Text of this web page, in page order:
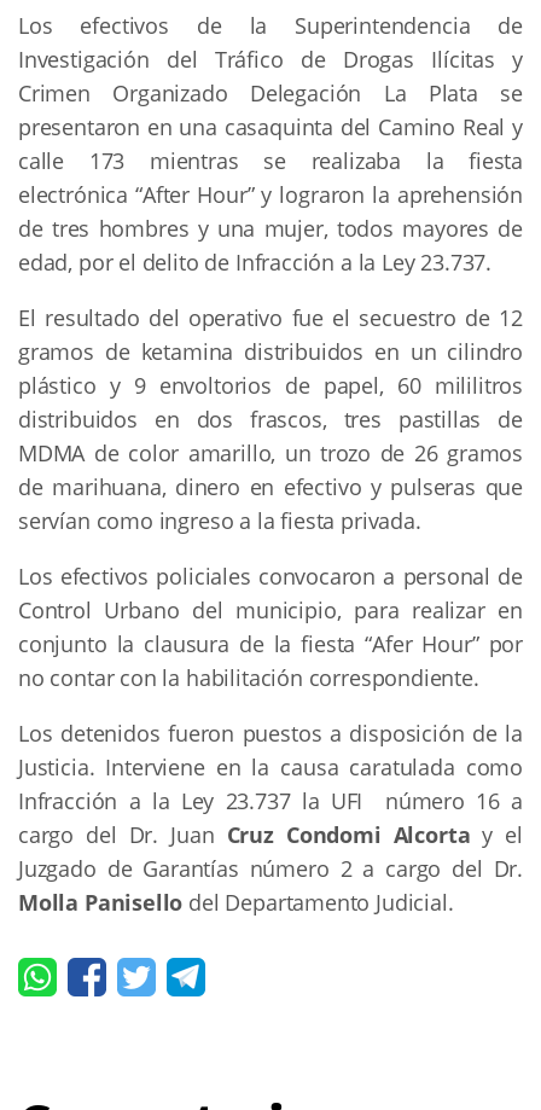
Los efectivos de la Superintendencia de
Investigación del Tráfico de Drogas Ilícitas y
Crimen Organizado Delegación La Plata se
presentaron en una casaquinta del Camino Real y
calle 173 mientras se realizaba la fiesta
electrónica “After Hour” y lograron la aprehensión
de tres hombres y una mujer, todos mayores de
edad, por el delito de Infracción a la Ley 23.737.
El resultado del operativo fue el secuestro de 12
gramos de ketamina distribuidos en un cilindro
plástico y 9 envoltorios de papel, 60 mililitros
distribuidos en dos frascos, tres pastillas de
MDMA de color amarillo, un trozo de 26 gramos
de marihuana, dinero en efectivo y pulseras que
servían como ingreso a la fiesta privada.
Los efectivos policiales convocaron a personal de
Control Urbano del municipio, para realizar en
conjunto la clausura de la fiesta “Afer Hour” por
no contar con la habilitación correspondiente.
Los detenidos fueron puestos a disposición de la
Justicia. Interviene en la causa caratulada como
Infracción a la Ley 23.737 la UFI número 16 a
cargo del Dr. Juan Cruz Condomi Alcortay el
Juzgado de Garantías número 2 a cargo del Dr.
Molla Panisello del Departamento Judicial.